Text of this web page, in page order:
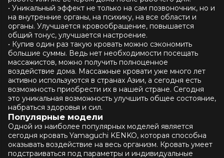
• Уникальный эффект не только на сам позвоночник, но и
на внутренние органы, на психику, на все области и
органы. Улучшается кровообращение, повышается
общий тонус, улучшается настроение.
• Купив один раз такую кровать можно сэкономить
большие суммы. Ведь нет необходимости посещать
массажистов, можно получить полноценное
воздействие дома. Массажные кровати уже много лет
активно используются в странах Азии, а сегодня есть
возможность приобрести их в нашей стране. Сегодня
это уникальная возможность улучшить общее состояние,
набраться здоровья и сил.
Популярные модели
Одной из наиболее популярных моделей является
сегодня кровать Yamaguchi KENKO, которая способна
оказывать воздействие на весь организм. Кровать умеет
подстраиваться под параметры и индивидуальные